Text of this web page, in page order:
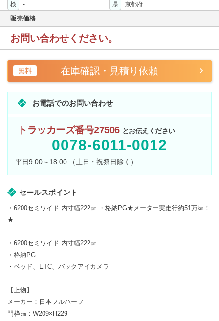
検
- 県 京都府
販売価格
お問い合わせください。
無料 在庫確認・見積り依頼
お電話でのお問い合わせ
トラッカーズ番号27506 とお伝えください
0078-6011-0012
平日9:00～18:00 （土日・祝祭日除く）
セールスポイント
・6200セミワイド 内寸幅222㎝ ・格納PG★メーター実走行約51万㎞！
★
・6200セミワイド 内寸幅222㎝
・格納PG
・ベッド、ETC、バックアイカメラ
【上物】
メーカー：日本フルハーフ
門枠㎝：W209×H229